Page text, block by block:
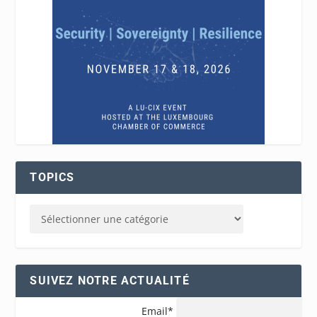
TOPICS
SUIVEZ NOTRE ACTUALITÉ
Email*